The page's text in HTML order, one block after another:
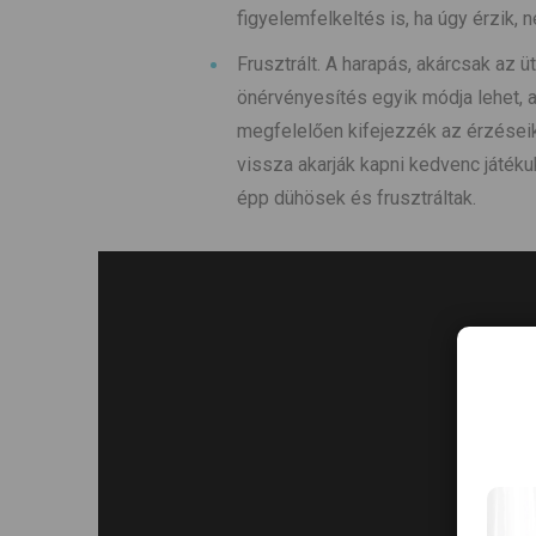
figyelemfelkeltés is, ha úgy érzik,
Frusztrált. A harapás, akárcsak az
önérvényesítés egyik módja lehet,
megfelelően kifejezzék az
vissza akarják kapni kedvenc
épp dühösek és frusztráltak.